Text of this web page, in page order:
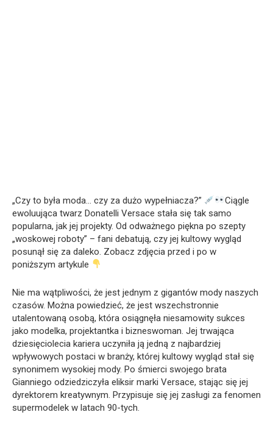
„Czy to była moda… czy za dużo wypełniacza?”
Ciągle
ewoluująca twarz Donatelli Versace stała się tak samo
popularna, jak jej projekty. Od odważnego piękna po szepty
„woskowej roboty” – fani debatują, czy jej kultowy wygląd
posunął się za daleko. Zobacz zdjęcia przed i po w
poniższym artykule
Nie ma wątpliwości, że jest jednym z gigantów mody naszych
czasów. Można powiedzieć, że jest wszechstronnie
utalentowaną osobą, która osiągnęła niesamowity sukces
jako modelka, projektantka i bizneswoman. Jej trwająca
dziesięciolecia kariera uczyniła ją jedną z najbardziej
wpływowych postaci w branży, której kultowy wygląd stał się
synonimem wysokiej mody. Po śmierci swojego brata
Gianniego odziedziczyła eliksir marki Versace, stając się jej
dyrektorem kreatywnym. Przypisuje się jej zasługi za fenomen
supermodelek w latach 90-tych.